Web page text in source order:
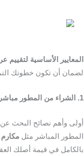
المعايير الأساسية لتقييم
​لضمان أن تكون خطوتك
1. الشراء من المطور
أولى وأهم نصائح البحث عن
المطور المباشر مثلمكارم
بالكامل في قيمة أصلك